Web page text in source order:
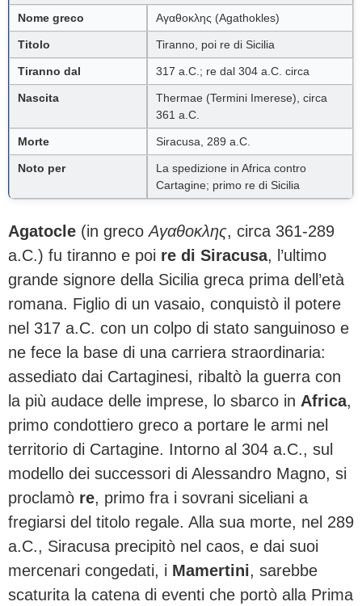
Nome greco Αγαθοκλης (Agathokles)
Titolo Tiranno, poi re di Sicilia
Tiranno dal 317 a.C.; re dal 304 a.C. circa
Nascita
Thermae (Termini Imerese), circa
361 a.C.
Morte Siracusa, 289 a.C.
Noto per
La spedizione in Africa contro
Cartagine; primo re di Sicilia
Agatocle (in grecoΑγαθοκλης, circa 361-289
a.C.) fu tiranno e poi re di Siracusa, l’ultimo
grande signore della Sicilia greca prima dell’età
romana. Figlio di un vasaio, conquistò il potere
nel 317 a.C. con un colpo di stato sanguinoso e
ne fece la base di una carriera straordinaria:
assediato dai Cartaginesi, ribaltò la guerra con
la più audace delle imprese, lo sbarco in Africa,
primo condottiero greco a portare le armi nel
territorio di Cartagine. Intorno al 304 a.C., sul
modello dei successori di Alessandro Magno, si
proclamò re, primo fra i sovrani siceliani a
fregiarsi del titolo regale. Alla sua morte, nel 289
a.C., Siracusa precipitò nel caos, e dai suoi
mercenari congedati, i Mamertini, sarebbe
scaturita la catena di eventi che portò alla Prima